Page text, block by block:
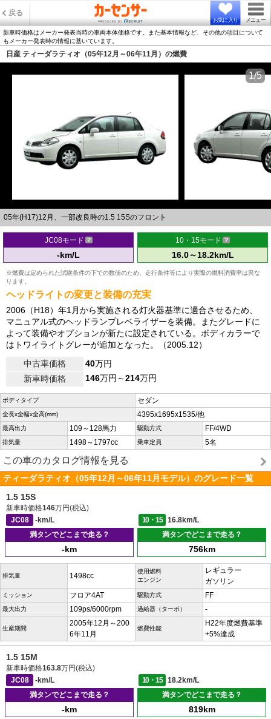
戻る
お気に入り メニュー
新車時価格はメーカー発表当時の車両本体価格です。また基本情報など、その他の項目について
もメーカー発表時の情報に基いています。
日産 ティーダラティオ（05年12月～06年11月）の燃費
05年(H17)12月、一部改良時の1.5 15Sのフロント
1/5
JC08モード
-km/L
10・15モード
16.0～18.2km/L
※燃費は定められた試験条件の下での数値のため、走行条件等により実際の燃料消費率は異な
ります。
ヘッドライトの変更と装備の充実
2006（H18）年1月から実施される灯火器基準に適合させるため、
マニュアル式のヘッドランプレベライザーを装備。またグレードに
よって装備やオプションが新たに設定されている。ボディカラーで
はトワイライトグレーが追加となった。（2005.12）
中古車価格
40万円
新車時価格
146万円～214万円
ボディタイプ セダン
全長x全幅x全高(mm) 4395x1695x1535/他
最高出力 109～128馬力 駆動方式 FF/4WD
排気量 1498～1797cc 乗車定員 5名
この車のカタログ情報を見る
ティーダラティオ（05年12月～06年11月モデル）のグレード一覧
1.5 15S
新車時価格146万円(税込)
JC08
-km/L 10・15
16.8km/L
満タンでどこまで走る？
-km
満タンでどこまで走る？
756km
排気量 1498cc
使用燃料
エンジン
レギュラー
ガソリン
ミッション フロア4AT 駆動方式 FF
最大出力 109ps/6000rpm 過給器（ターボ） -
生産期間
2005年12月～200
6年11月
燃費性能
H22年度燃費基準
+5%達成
1.5 15M
新車時価格163.8万円(税込)
JC08
-km/L 10・15
18.2km/L
満タンでどこまで走る？
-km
満タンでどこまで走る？
819km